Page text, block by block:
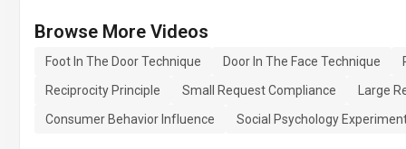
Browse More Videos
Foot In The Door Technique Door In The Face Technique
Reciprocity Principle
Small Request Compliance
Large
Consumer Behavior Influence
Social Psychology